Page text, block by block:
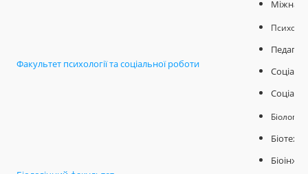
Факультет психології та соціальної роботи
Біологія